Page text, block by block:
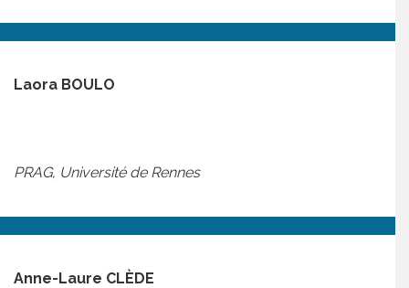
Laora BOULO
PRAG, Université de Rennes
Anne-Laure CLÈDE